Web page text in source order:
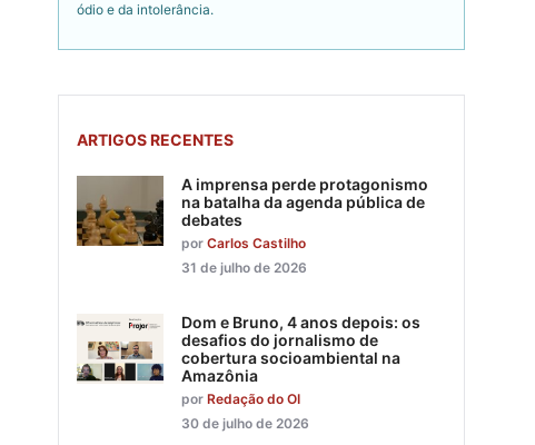
ódio e da intolerância.
ARTIGOS RECENTES
A imprensa perde protagonismo
na batalha da agenda pública de
debates
por Carlos Castilho
31 de julho de 2026
Dom e Bruno, 4 anos depois: os
desafios do jornalismo de
cobertura socioambiental na
Amazônia
por Redação do OI
30 de julho de 2026